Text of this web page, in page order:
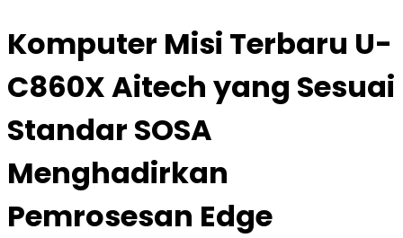
Komputer Misi Terbaru U-
C860X Aitech yang Sesuai
Standar SOSA
Menghadirkan
Pemrosesan Edge